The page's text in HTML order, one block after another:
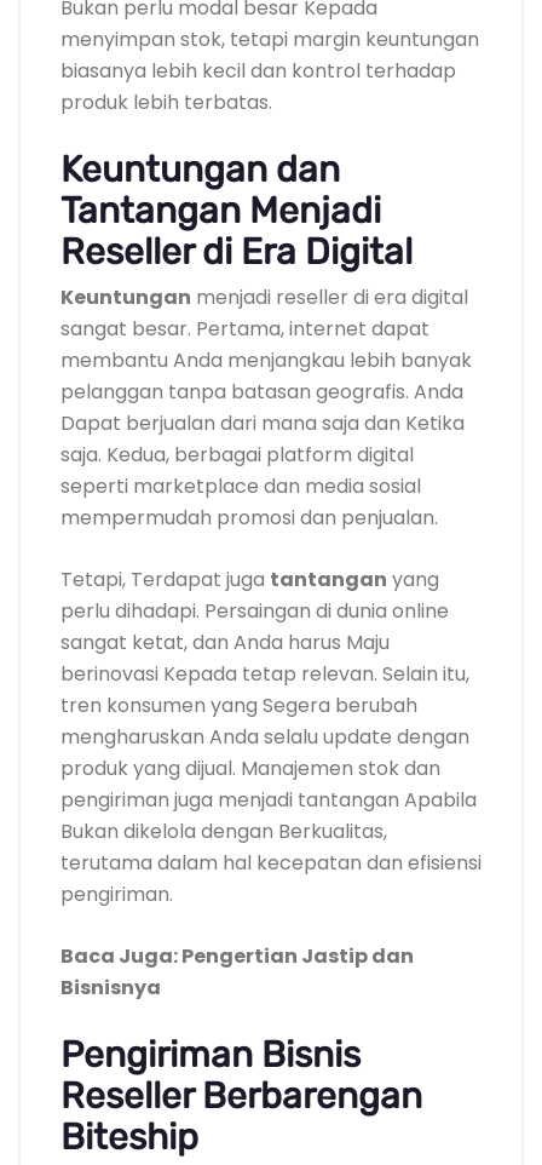
Bukan perlu modal besar Kepada
menyimpan stok, tetapi margin keuntungan
biasanya lebih kecil dan kontrol terhadap
produk lebih terbatas.
Keuntungan dan
Tantangan Menjadi
Reseller di Era Digital
Keuntungan menjadi reseller di era digital
sangat besar. Pertama, internet dapat
membantu Anda menjangkau lebih banyak
pelanggan tanpa batasan geografis. Anda
Dapat berjualan dari mana saja dan Ketika
saja. Kedua, berbagai platform digital
seperti marketplace dan media sosial
mempermudah promosi dan penjualan.
Tetapi, Terdapat juga tantangan yang
perlu dihadapi. Persaingan di dunia online
sangat ketat, dan Anda harus Maju
berinovasi Kepada tetap relevan. Selain itu,
tren konsumen yang Segera berubah
mengharuskan Anda selalu update dengan
produk yang dijual. Manajemen stok dan
pengiriman juga menjadi tantangan Apabila
Bukan dikelola dengan Berkualitas,
terutama dalam hal kecepatan dan efisiensi
pengiriman.
Baca Juga: Pengertian Jastip dan
Bisnisnya
Pengiriman Bisnis
Reseller Berbarengan
Biteship